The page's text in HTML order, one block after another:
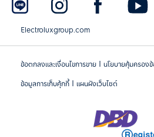
Electroluxgroup.com
ข้อตกลงและเงื่อนไขการขาย | นโยบายคุ้มครอง
ข้อมูลการเก็บคุ้กกี้ | แผนผังเว็บไซต์